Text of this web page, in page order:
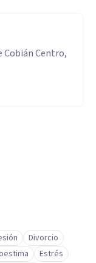
Cobián Centro,
Divorcio
Estrés